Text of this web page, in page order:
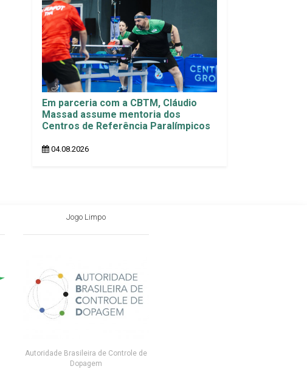
Em parceria com a CBTM, Cláudio
Massad assume mentoria dos
Centros de Referência Paralímpicos
04.08.2026
Jogo Limpo
Autoridade Brasileira de Controle de
Dopagem